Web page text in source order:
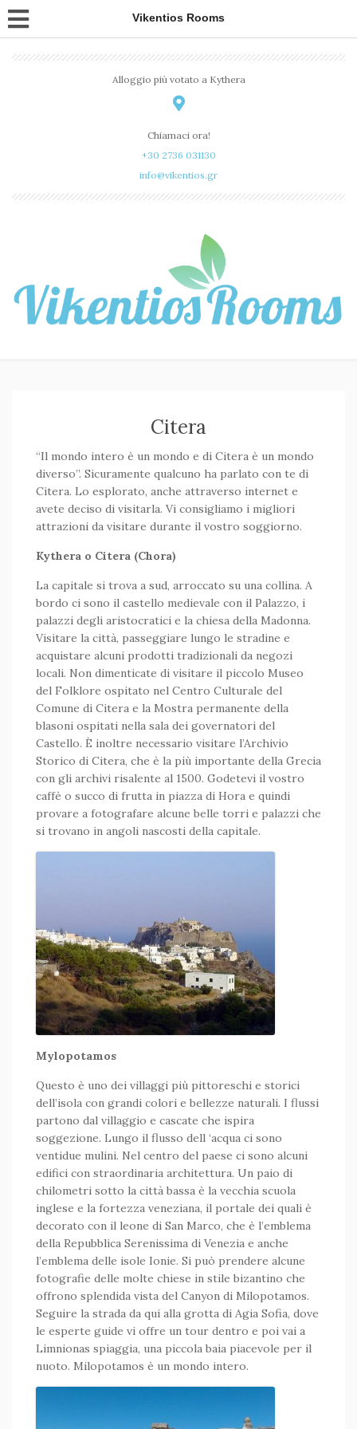
Vikentios Rooms
Alloggio più votato a Kythera
Chiamaci ora!
+30 2736 031130
info@vikentios.gr
Citera
“Il mondo intero è un mondo e di Citera è un mondo
diverso”. Sicuramente qualcuno ha parlato con te di
Citera. Lo esplorato, anche attraverso internet e
avete deciso di visitarla. Vi consigliamo i migliori
attrazioni da visitare durante il vostro soggiorno.
Kythera o Citera (Chora)
La capitale si trova a sud, arroccato su una collina. A
bordo ci sono il castello medievale con il Palazzo, i
palazzi degli aristocratici e la chiesa della Madonna.
Visitare la città, passeggiare lungo le stradine e
acquistare alcuni prodotti tradizionali da negozi
locali. Non dimenticate di visitare il piccolo Museo
del Folklore ospitato nel Centro Culturale del
Comune di Citera e la Mostra permanente della
blasoni ospitati nella sala dei governatori del
Castello. È inoltre necessario visitare l’Archivio
Storico di Citera, che è la più importante della Grecia
con gli archivi risalente al 1500. Godetevi il vostro
caffè o succo di frutta in piazza di Hora e quindi
provare a fotografare alcune belle torri e palazzi che
si trovano in angoli nascosti della capitale.
Mylopotamos
Questo è uno dei villaggi più pittoreschi e storici
dell’isola con grandi colori e bellezze naturali. I flussi
partono dal villaggio e cascate che ispira
soggezione. Lungo il flusso dell ‘acqua ci sono
ventidue mulini. Nel centro del paese ci sono alcuni
edifici con straordinaria architettura. Un paio di
chilometri sotto la città bassa è la vecchia scuola
inglese e la fortezza veneziana, il portale dei quali è
decorato con il leone di San Marco, che è l’emblema
della Repubblica Serenissima di Venezia e anche
l’emblema delle isole Ionie. Si può prendere alcune
fotografie delle molte chiese in stile bizantino che
offrono splendida vista del Canyon di Milopotamos.
Seguire la strada da qui alla grotta di Agia Sofia, dove
le esperte guide vi offre un tour dentro e poi vai a
Limnionas spiaggia, una piccola baia piacevole per il
nuoto. Milopotamos è un mondo intero.